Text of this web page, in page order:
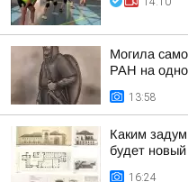
Могила
РАН на
13:58
Каким
будет
16:24